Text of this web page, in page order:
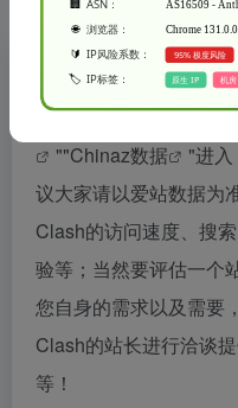
Clash浏览人数已经达
权重信息，可以点击"
""Chinaz数据
"进
议大家请以爱站数据为
Clash的访问速度、搜
验等；当然要评估一个
您自身的需求以及需要
Clash的站长进行洽谈
等！